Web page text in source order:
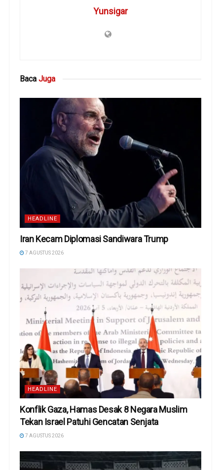
Yunsigar
Baca Juga
HEADLINE
Iran Kecam Diplomasi Sandiwara Trump
7 AGUSTUS 2026
HEADLINE
Konflik Gaza, Hamas Desak 8 Negara Muslim
Tekan Israel Patuhi Gencatan Senjata
7 AGUSTUS 2026